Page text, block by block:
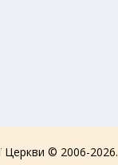
Церкви © 2006-2026.